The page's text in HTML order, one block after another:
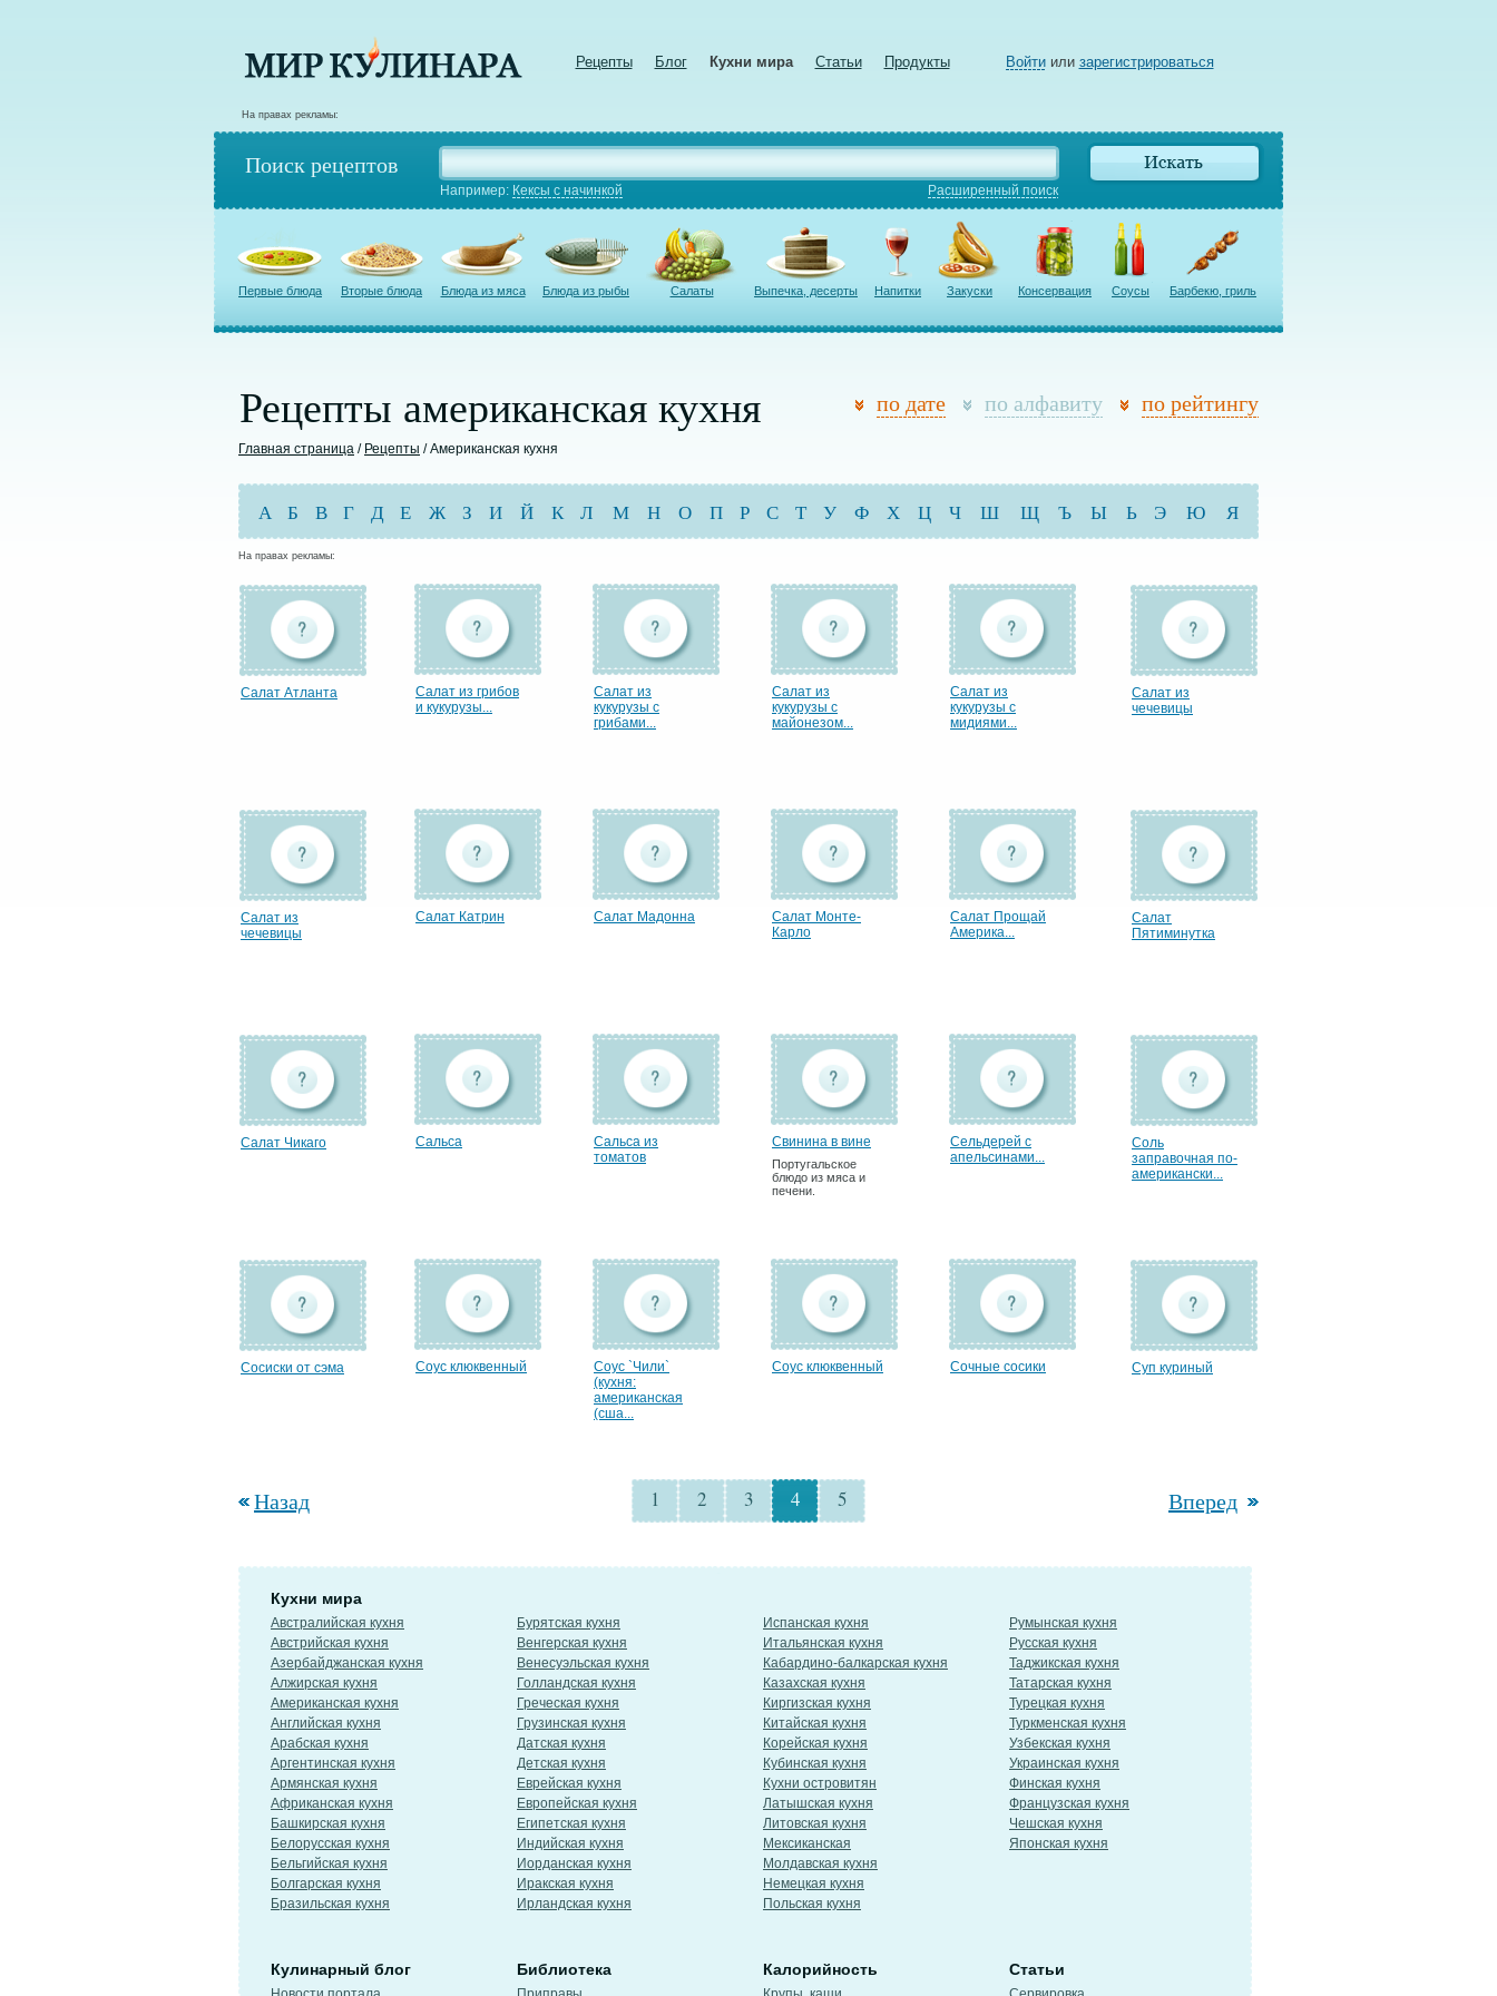
Рецепты Блог Кухни мира Статьи Продукты Войтиили зарегистрироваться
На правах рекламы:
Поиск рецептов
Например: Кексы с начинкой Расширенный поиск
Первые блюда Вторые блюда Блюда из мяса Блюда из рыбы Салаты Выпечка, десерты Напитки Закуски Консервация Соусы Барбекю, гриль
Рецепты американская кухня по дате по алфавиту по рейтингу
Главная страница / Рецепты / Американская кухня
А Б В Г Д Е Ж З И Й К Л М Н О П Р С Т У Ф Х Ц Ч Ш Щ Ъ Ы Ь Э Ю Я
На правах рекламы:
Салат Атланта
Салат из грибов
и кукурузы...
Салат из
кукурузы с
грибами...
Салат из
кукурузы с
майонезом...
Салат из
кукурузы с
мидиями...
Салат из
чечевицы
Салат из
чечевицы
Салат Катрин Салат Мадонна
Салат Монте-
Карло
Салат Прощай
Америка...
Салат
Пятиминутка
Салат Чикаго Сальса
Сальса из
томатов
Свинина в вине
Португальское
блюдо из мяса и
печени.
Сельдерей с
апельсинами...
Соль
заправочная по-
американски...
Сосиски от сэма Соус клюквенный
Соус `Чили`
(кухня:
американская
(сша...
Соус клюквенный Сочные сосики Суп куриный
Назад 1 2 3 4 5 Вперед
Кухни мира
Австралийская кухня
Австрийская кухня
Азербайджанская кухня
Алжирская кухня
Американская кухня
Английская кухня
Арабская кухня
Аргентинская кухня
Армянская кухня
Африканская кухня
Башкирская кухня
Белорусская кухня
Бельгийская кухня
Болгарская кухня
Бразильская кухня
Бурятская кухня
Венгерская кухня
Венесуэльская кухня
Голландская кухня
Греческая кухня
Грузинская кухня
Датская кухня
Детская кухня
Еврейская кухня
Европейская кухня
Египетская кухня
Индийская кухня
Иорданская кухня
Иракская кухня
Ирландская кухня
Испанская кухня
Итальянская кухня
Кабардино-балкарская кухня
Казахская кухня
Киргизская кухня
Китайская кухня
Корейская кухня
Кубинская кухня
Кухни островитян
Латышская кухня
Литовская кухня
Мексиканская
Молдавская кухня
Немецкая кухня
Польская кухня
Румынская кухня
Русская кухня
Таджикская кухня
Татарская кухня
Турецкая кухня
Туркменская кухня
Узбекская кухня
Украинская кухня
Финская кухня
Французская кухня
Чешская кухня
Японская кухня
Кулинарный блог Библиотека Калорийность Статьи